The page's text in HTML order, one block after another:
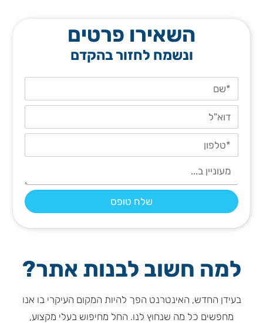
השאירו פרטים
ונשמח לחזור בהקדם
למה חשוב לבנות אתר?
בעידן החדש, האינטרנט הפך להיות המקום העיקרי בו אנו
מחפשים כל מה שנחוץ לנו. החל מחיפוש בעלי מקצוע,